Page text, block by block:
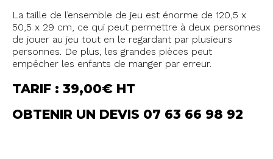
La taille de l’ensemble de jeu est énorme de 120,5 x
50,5 x 29 cm, ce qui peut permettre à deux personnes
de jouer au jeu tout en le regardant par plusieurs
personnes. De plus, les grandes pièces peut
empêcher les enfants de manger par erreur.
TARIF : 39,00€ HT
OBTENIR UN DEVIS 07 63 66 98 92